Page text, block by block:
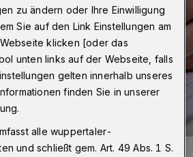
zu ändern oder Ihre Einwilligung
Sie auf den Link Einstellungen am
klicken [oder das
unten links auf der Webseite, falls
gelten innerhalb unseres
finden Sie in unserer
alle wuppertaler-
und schließt gem. Art. 49 Abs. 1 S.